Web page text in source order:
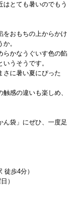
はとても暑いのでもう
をおもちの上からかけ
。
らかなうぐいす色の餡
うそうです。
さに暑い夏にぴった
感の違いも楽しめ、
ん袋」にぜひ、一度足
歩4分）
）